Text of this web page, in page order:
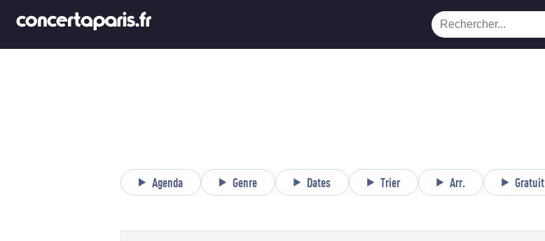
Agenda Genre Dates Trier Arr. Gratuit